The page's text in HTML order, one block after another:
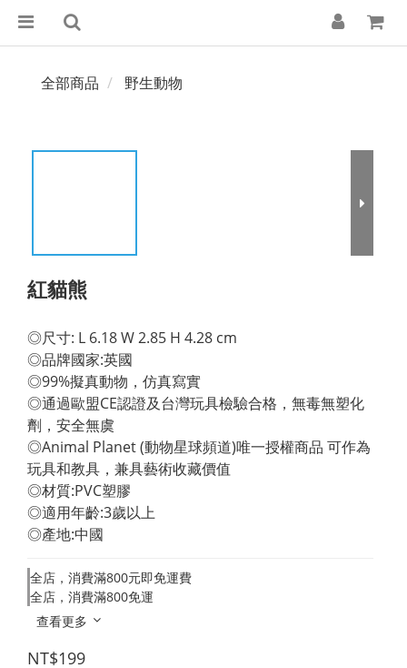
全部商品 野生動物
紅貓熊
◎尺寸: L 6.18 W 2.85 H 4.28 cm
◎品牌國家:英國
◎99%擬真動物，仿真寫實
◎通過歐盟CE認證及台灣玩具檢驗合格，無毒無塑化
劑，安全無虞
◎Animal Planet (動物星球頻道)唯一授權商品 可作為
玩具和教具，兼具藝術收藏價值
◎材質:PVC塑膠
◎適用年齡:3歲以上
◎產地:中國
全店，消費滿800元即免運費
全店，消費滿800免運
查看更多
NT$199